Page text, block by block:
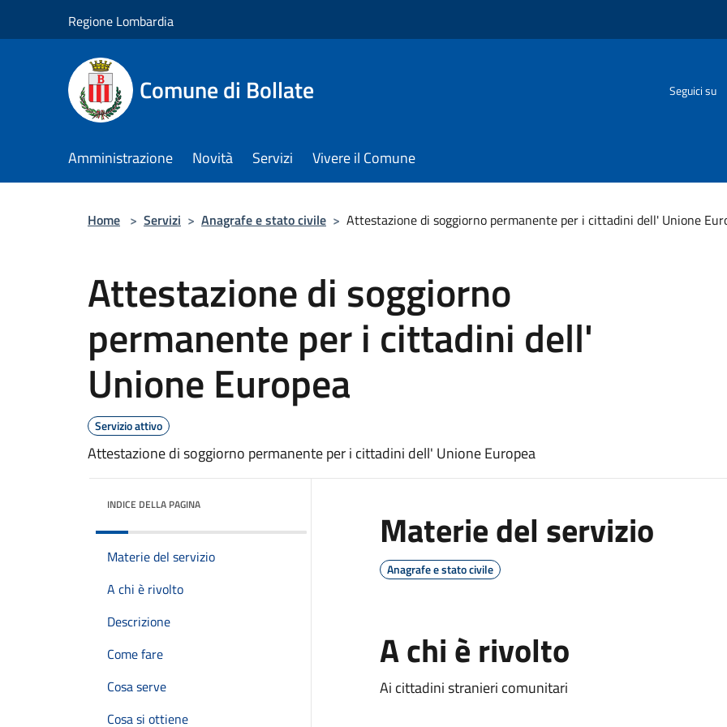
Regione Lombardia
Comune di Bollate Seguici su
Amministrazione Novità Servizi Vivere il Comune
Home > Servizi > Anagrafe e stato civile > Attestazione di soggiorno permanente per i cittadini dell' Unione
Attestazione di soggiorno
permanente per i cittadini dell'
Unione Europea
Servizio attivo
Attestazione di soggiorno permanente per i cittadini dell' Unione Europea
INDICE DELLA PAGINA
Materie del servizio
A chi è rivolto
Descrizione
Come fare
Cosa serve
Cosa si ottiene
Materie del servizio
Anagrafe e stato civile
A chi è rivolto
Ai cittadini stranieri comunitari